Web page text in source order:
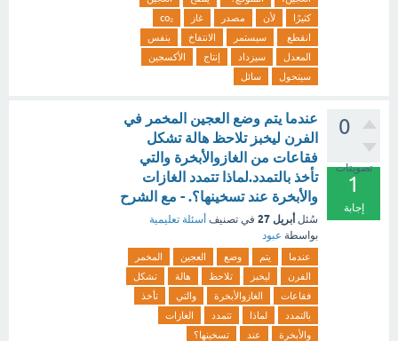
كثيرًا
لأن مصدر غاز
co₂
انقطع
سيستمر الانتفاخ
بنفس
المعدل
سيزداد إنتاج
الأكسجين
سيتحول
سائل
0
تصويتات
1
إجابة
عندما يتم وضع العجين المخمر في
الفرن ليخبز تلاحظ هالة تشكل
فقاعات من الغازوالأبخرة والتي
تأخذ بالتمدد.لماذا تتمدد الغازات
والأبخرة عند تسخينها؟. - مع الشرح
سُئل أبريل 27 في تصنيف أسئلة تعليمية
بواسطة عبود
عندما يتم وضع العجين
المخمر
الفرن
ليخبز تلاحظ هالة
تشكل
فقاعات
الغازوالأبخرة والتي
تأخذ
بالتمدد
لماذا تتمدد
الغازات
والأبخرة
عند تسخينها؟